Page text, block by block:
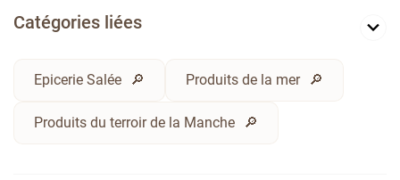
Catégories liées
Epicerie Salée Produits de la mer
Produits du terroir de la Manche